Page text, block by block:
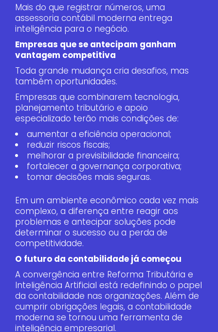
Mais do que registrar números, uma
assessoria contábil moderna entrega
inteligência para o negócio.
Empresas que se antecipam ganham
vantagem competitiva
Toda grande mudança cria desafios, mas
também oportunidades.
Empresas que combinarem tecnologia,
planejamento tributário e apoio
especializado terão mais condições de:
aumentar a eficiência operacional;
reduzir riscos fiscais;
melhorar a previsibilidade financeira;
fortalecer a governança corporativa;
tomar decisões mais seguras.
Em um ambiente econômico cada vez mais
complexo, a diferença entre reagir aos
problemas e antecipar soluções pode
determinar o sucesso ou a perda de
competitividade.
O futuro da contabilidade já começou
A convergência entre Reforma Tributária e
Inteligência Artificial está redefinindo o papel
da contabilidade nas organizações. Além de
cumprir obrigações legais, a contabilidade
moderna se tornou uma ferramenta de
inteligência empresarial.